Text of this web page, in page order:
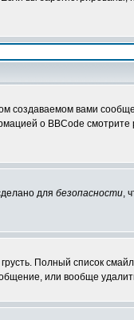
создаваемом вами
о BBCode смотрите
для безопасности,
Полный список
или вообще